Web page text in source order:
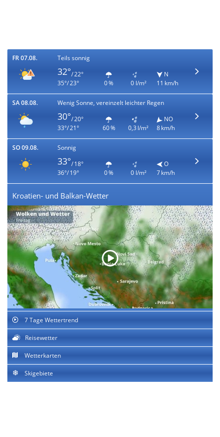
FR 07.08. Teils sonnig
32°/ 22°
35°/ 23°
0 % 0 l/m²
N
11 km/h
SA 08.08. Wenig Sonne, vereinzelt leichter Regen
30°/ 20°
33°/ 21°
60 % 0,3 l/m²
NO
8 km/h
SO 09.08. Sonnig
33°/ 18°
36°/ 19°
0 % 0 l/m²
O
7 km/h
Kroatien- und Balkan-Wetter
7 Tage Wettertrend
Reisewetter
Wetterkarten
Skigebiete